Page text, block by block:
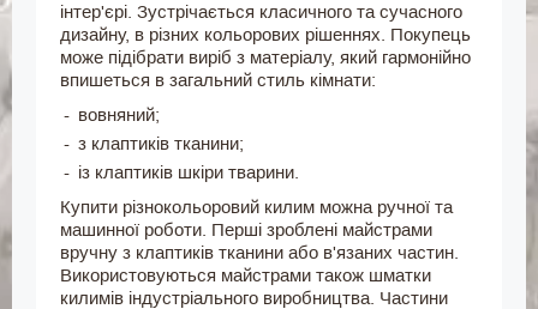
інтер'єрі. Зустрічається класичного та сучасного
дизайну, в різних кольорових рішеннях. Покупець
може підібрати виріб з матеріалу, який гармонійно
впишеться в загальний стиль кімнати:
вовняний;
з клаптиків тканини;
із клаптиків шкіри тварини.
Купити різнокольоровий килим можна ручної та
машинної роботи. Перші зроблені майстрами
вручну з клаптиків тканини або в'язаних частин.
Використовуються майстрами також шматки
килимів індустріального виробництва. Частини